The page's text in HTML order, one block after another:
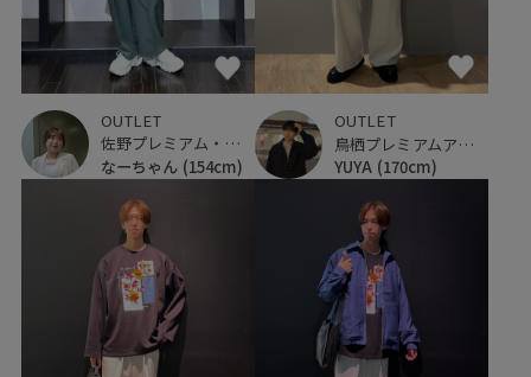
OUTLET
佐野プレミアム・アウトレット
なーちゃん (154cm)
OUTLET
鳥栖プレミアムアウトレット
YUYA (170cm)